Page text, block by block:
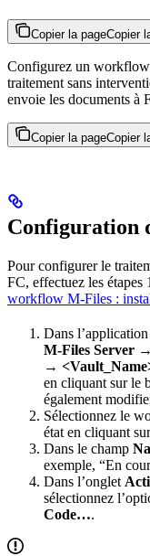
Copier la pageCopier
Configurez un
traitement sans
envoie les documents à
Copier la pageCopier
Configuration
Pour configurer le
FC, effectuez les étapes
workflow M-Files :
Dans
M-Files Server →
→
en cliquant sur le
également
Sélectionnez le
état en cliquant
Dans le champ
exemple, “En
Dans l’onglet
sélectionnez
Code….